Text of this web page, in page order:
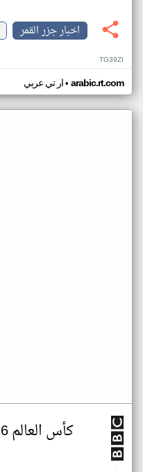
اخبار جزر القمر
TG39ZI
ار تي عربي• arabic.rt.com
كأس العالم 2026